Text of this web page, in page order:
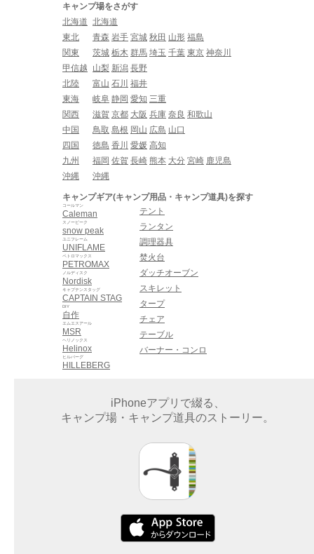
キャンプ場をさがす
北海道 北海道
東北
青森 岩手 宮城 秋田 山形 福島
関東
茨城 栃木 群馬 埼玉 千葉 東京 神奈川
甲信越
山梨 新潟 長野
北陸
富山 石川 福井
東海
岐阜 静岡 愛知 三重
関西
滋賀 京都 大阪 兵庫 奈良 和歌山
中国
鳥取 島根 岡山 広島 山口
四国
徳島 香川 愛媛 高知
九州
福岡 佐賀 長崎 熊本 大分 宮崎 鹿児島
沖縄
沖縄
キャンプギア(キャンプ用品・キャンプ道具)を探す
Caleman
コールマン
snow peak
スノーピーク
UNIFLAME
ユニフレーム
PETROMAX
ペトロマックス
Nordisk
ノルディスク
CAPTAIN STAG
キャプテンスタッグ
自作
DIY
MSR
エムエスアール
Helinox
ヘリノックス
HILLEBERG
ヒルバーグ
テント
ランタン
調理器具
焚火台
ダッチオーブン
スキレット
タープ
チェア
テーブル
バーナー・コンロ
iPhoneアプリで綴る、
キャンプ場・キャンプ道具のストーリー。